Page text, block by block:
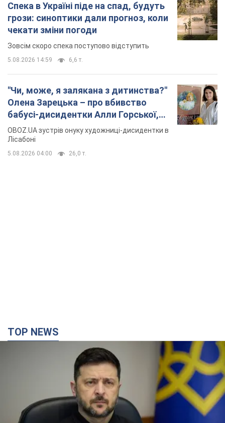
Спека в Україні піде на спад, будуть
грози: синоптики дали прогноз, коли
чекати зміни погоди
Зовсім скоро спека поступово відступить
5.08.2026 14:59 6,6 т.
"Чи, може, я залякана з дитинства?"
Олена Зарецька – про вбивство
бабусі-дисидентки Алли Горської,
критику Дмитра Стуса та втечу в
Португалію з 5 дітьми
OBOZ.UA зустрів онуку художниці-дисидентки в
Лісабоні
5.08.2026 04:00 26,0 т.
TOP NEWS